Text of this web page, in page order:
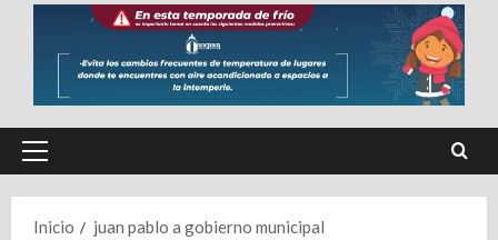
Menú
Inicio
juan pablo a gobierno municipal